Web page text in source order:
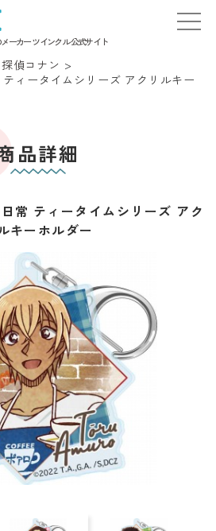
ーカー ツインクル 公式サイト
偵コナン >
ィータイムシリーズ アクリルキー
品詳細
常 ティータイムシリーズ アク
キーホルダー